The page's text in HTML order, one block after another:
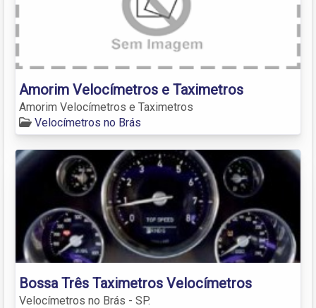
Amorim Velocímetros e Taximetros
Amorim Velocímetros e Taximetros
Velocímetros no Brás
Bossa Três Taximetros Velocímetros
Velocímetros no Brás - SP.